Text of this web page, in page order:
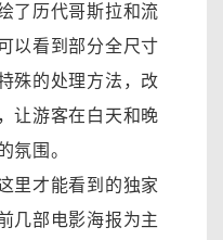
了历代哥斯拉和流
以看到部分全尺寸
殊的处理方法，改
让游客在白天和晚
氛围。
里才能看到的独家
几部电影海报为主